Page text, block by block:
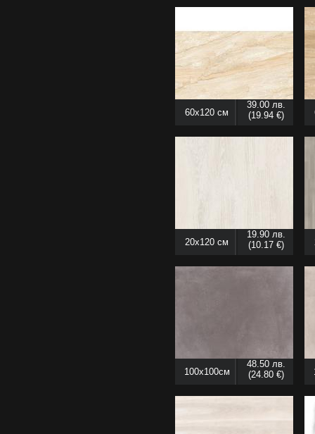
60x120 см
39.00 лв.
(19.94 €)
20x120 см
19.90 лв.
(10.17 €)
100x100см
48.50 лв.
(24.80 €)